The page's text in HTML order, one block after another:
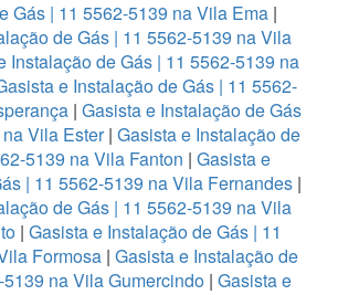
Gás | 11 5562-5139 na Vila Ema |
de Gás | 11 5562-5139 na Vila
Instalação de Gás | 11 5562-5139 na
e Instalação de Gás | 11 5562-
| Gasista e Instalação de Gás
Vila Ester| Gasista e Instalação de
5139 na Vila Fanton | Gasista e
| 11 5562-5139 na Vila Fernandes |
de Gás | 11 5562-5139 na Vila
| Gasista e Instalação de Gás | 11
Formosa | Gasista e Instalação de
na Vila Gumercindo | Gasista e